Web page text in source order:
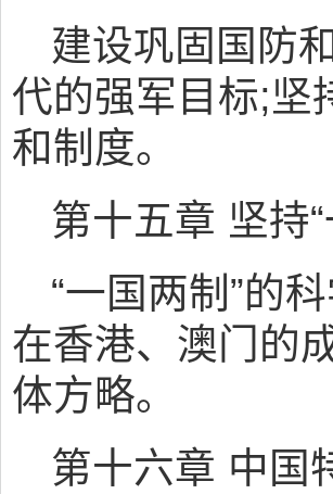
建设巩固国防
代的强军目标;坚
和制度。
第十五章 坚持
“一国两制”的
在香港、澳门的
体方略。
第十六章 中国